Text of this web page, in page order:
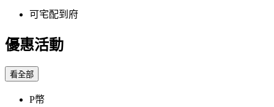
可宅配到府
優惠活動
看全部
P幣